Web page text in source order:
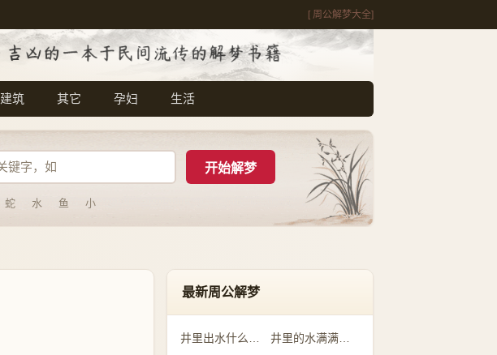
[ 周公解梦大全]
建筑 其它 孕妇 生活
蛇 水 鱼 小
最新周公解梦
井里的水满满的是什么意思